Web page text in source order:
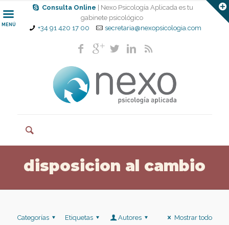
Consulta Online
| Nexo Psicología Aplicada es tu
gabinete psicológico
+34 91 420 17 00
secretaria@nexopsicologia.com
MENÚ
disposicion al cambio
Categorías Etiquetas Autores Mostrar todo